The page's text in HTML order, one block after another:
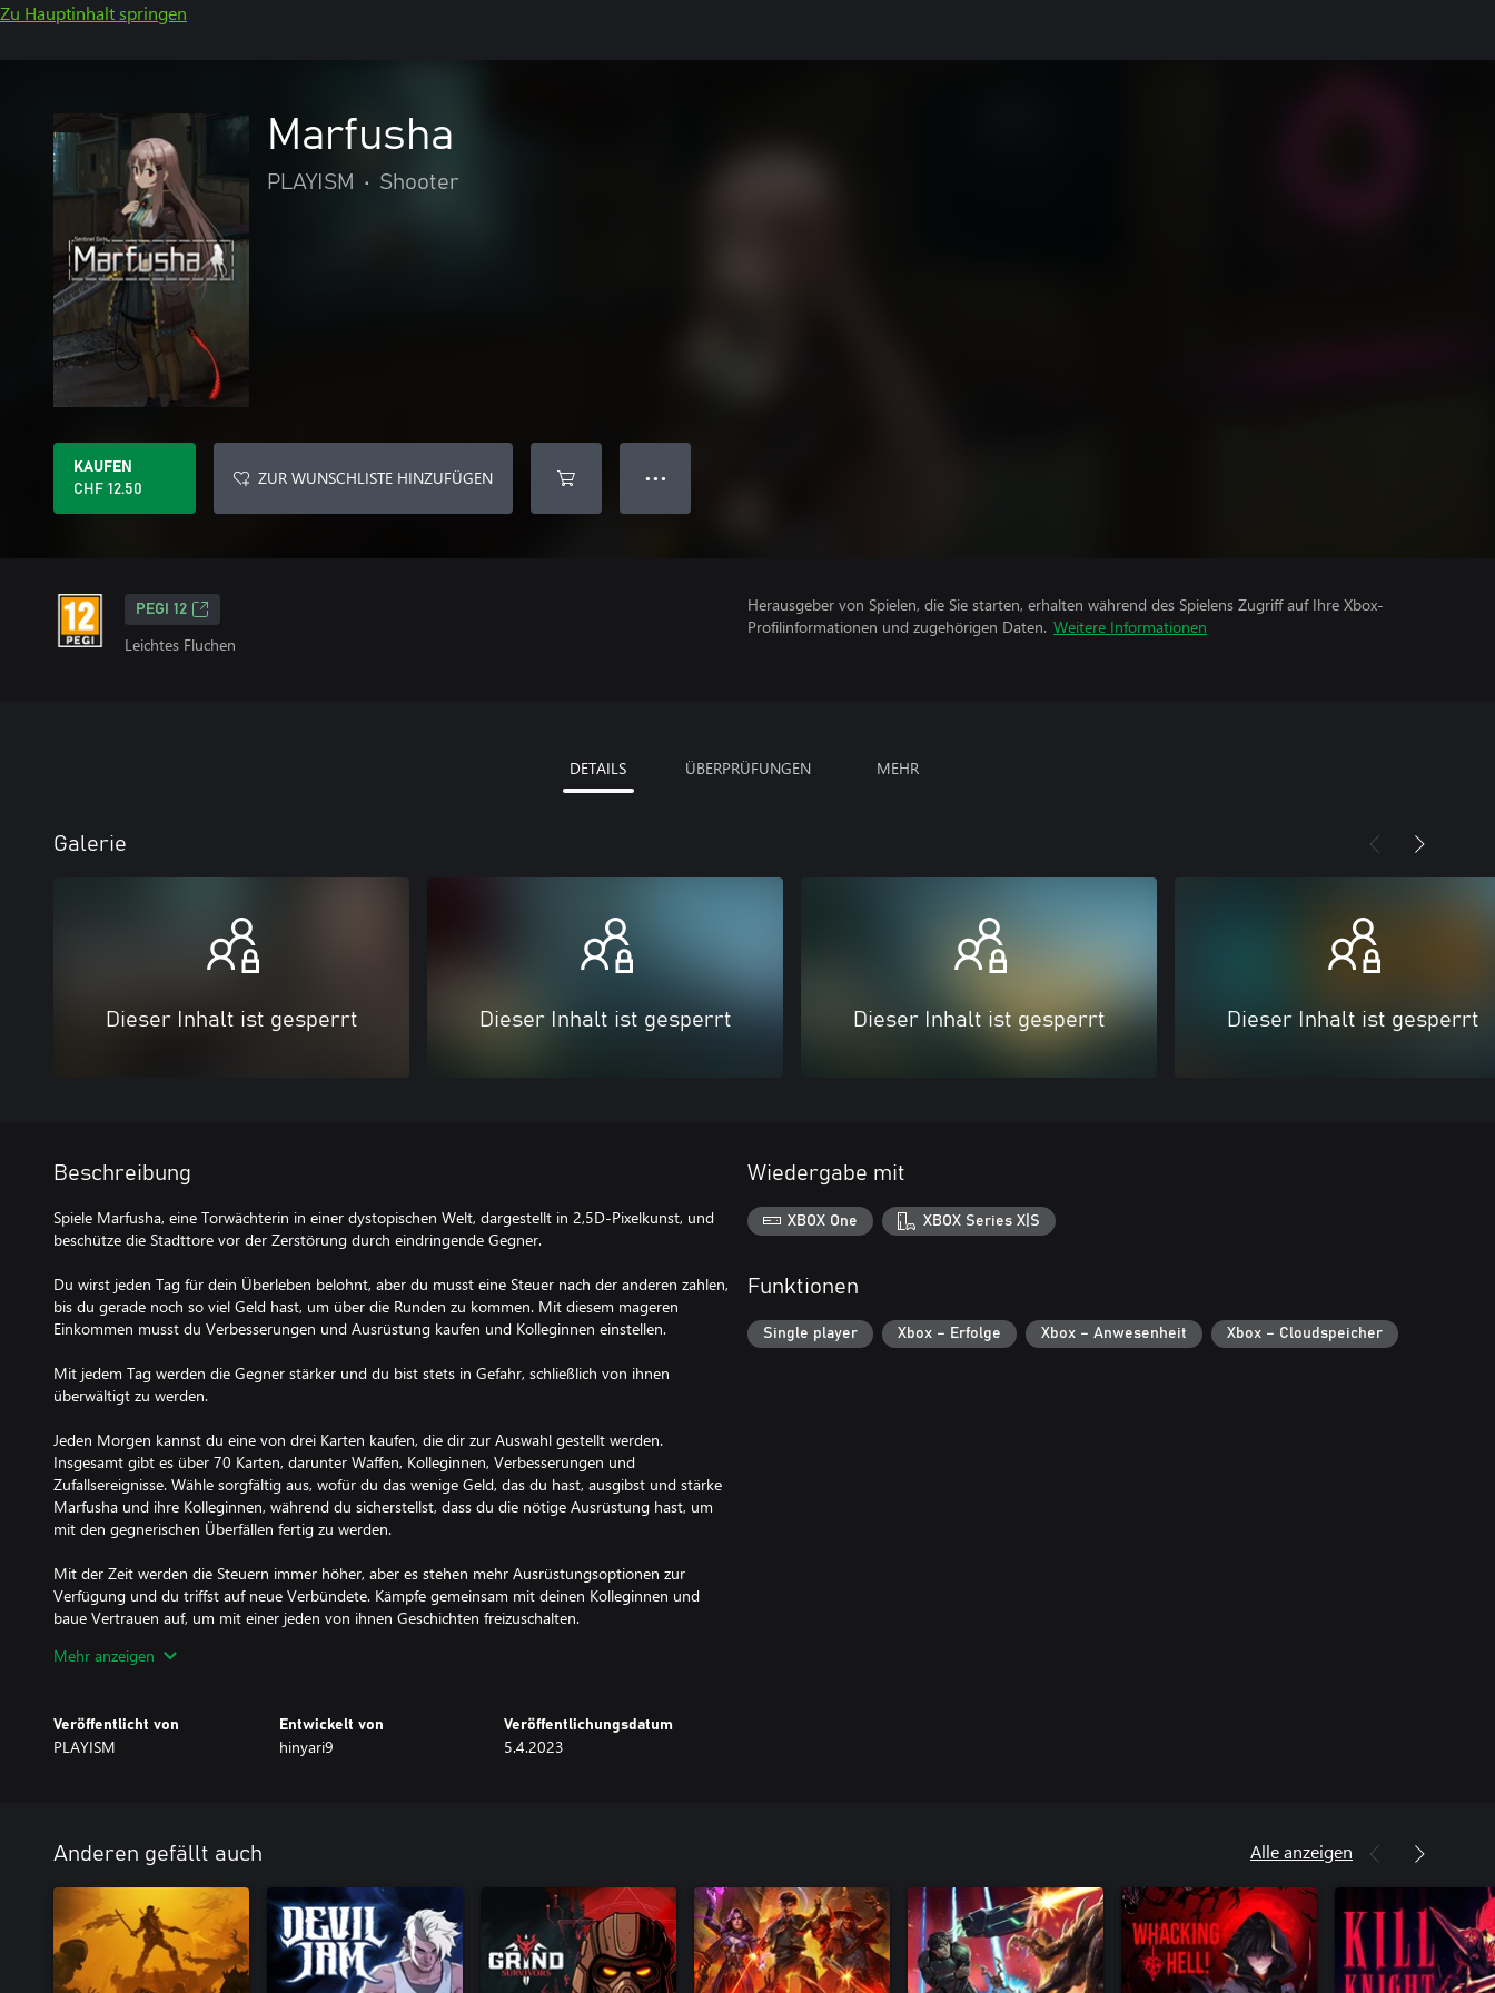
Zu Hauptinhalt springen
Marfusha
PLAYISM • Shooter
KAUFEN
CHF 12.50
ZUR WUNSCHLISTE HINZUFÜGEN ● ● ●
PEGI 12
Leichtes Fluchen
Herausgeber von Spielen, die Sie starten, erhalten während des Spielens Zugriff auf Ihre Xbox-
Profilinformationen und zugehörigen Daten. Weitere Informationen
DETAILS ÜBERPRÜFUNGEN MEHR
Galerie
Dieser Inhalt ist gesperrt Dieser Inhalt ist gesperrt Dieser Inhalt ist gesperrt Dieser Inhalt ist gesperrt
Beschreibung
Spiele Marfusha, eine Torwächterin in einer dystopischen Welt, dargestellt in 2,5D-Pixelkunst, und
beschütze die Stadttore vor der Zerstörung durch eindringende Gegner.
Du wirst jeden Tag für dein Überleben belohnt, aber du musst eine Steuer nach der anderen zahlen,
bis du gerade noch so viel Geld hast, um über die Runden zu kommen. Mit diesem mageren
Einkommen musst du Verbesserungen und Ausrüstung kaufen und Kolleginnen einstellen.
Mit jedem Tag werden die Gegner stärker und du bist stets in Gefahr, schließlich von ihnen
überwältigt zu werden.
Jeden Morgen kannst du eine von drei Karten kaufen, die dir zur Auswahl gestellt werden.
Insgesamt gibt es über 70 Karten, darunter Waffen, Kolleginnen, Verbesserungen und
Zufallsereignisse. Wähle sorgfältig aus, wofür du das wenige Geld, das du hast, ausgibst und stärke
Marfusha und ihre Kolleginnen, während du sicherstellst, dass du die nötige Ausrüstung hast, um
mit den gegnerischen Überfällen fertig zu werden.
Mit der Zeit werden die Steuern immer höher, aber es stehen mehr Ausrüstungsoptionen zur
Verfügung und du triffst auf neue Verbündete. Kämpfe gemeinsam mit deinen Kolleginnen und
baue Vertrauen auf, um mit einer jeden von ihnen Geschichten freizuschalten.
Überlebe die endlos scheinenden Überfälle und finde heraus, was am Ende des zermürbenden
Teste deine Grenzen mit dem schwierigen Herausforderungsmodus!
- Spiele als Charaktere, die du im Hauptmodus triffst
kann
Hinweis: Die Konsolenversion enthält das Artbook.
Mehr anzeigen
Veröffentlicht von
PLAYISM
Entwickelt von
hinyari9
Veröffentlichungsdatum
5.4.2023
Wiedergabe mit
XBOX One XBOX Series X|S
Funktionen
Single player Xbox – Erfolge Xbox – Anwesenheit Xbox – Cloudspeicher
Anderen gefällt auch Alle anzeigen